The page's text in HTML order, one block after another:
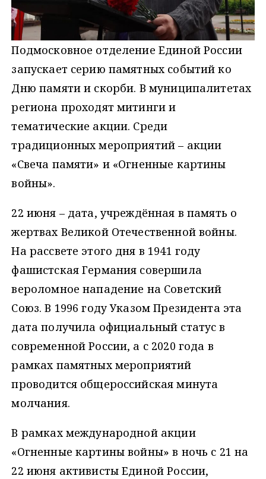
Подмосковное отделение Единой России
запускает серию памятных событий ко
Дню памяти и скорби. В муниципалитетах
региона проходят митинги и
тематические акции. Среди
традиционных мероприятий – акции
«Свеча памяти» и «Огненные картины
войны».
22 июня – дата, учреждённая в память о
жертвах Великой Отечественной войны.
На рассвете этого дня в 1941 году
фашистская Германия совершила
вероломное нападение на Советский
Союз. В 1996 году Указом Президента эта
дата получила официальный статус в
современной России, а с 2020 года в
рамках памятных мероприятий
проводится общероссийская минута
молчания.
В рамках международной акции
«Огненные картины войны» в ночь с 21 на
22 июня активисты Единой России,